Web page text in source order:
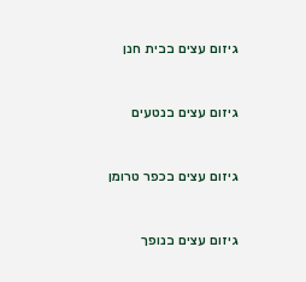
גיזום עצים בבית חנן
גיזום עצים בנטעים
גיזום עצים בכפר טרומן
גיזום עצים בנופך